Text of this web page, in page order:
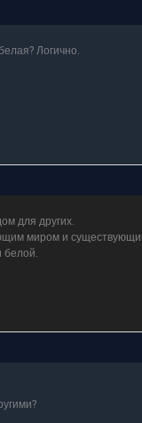
Логично.
для других.
миром и
белой.